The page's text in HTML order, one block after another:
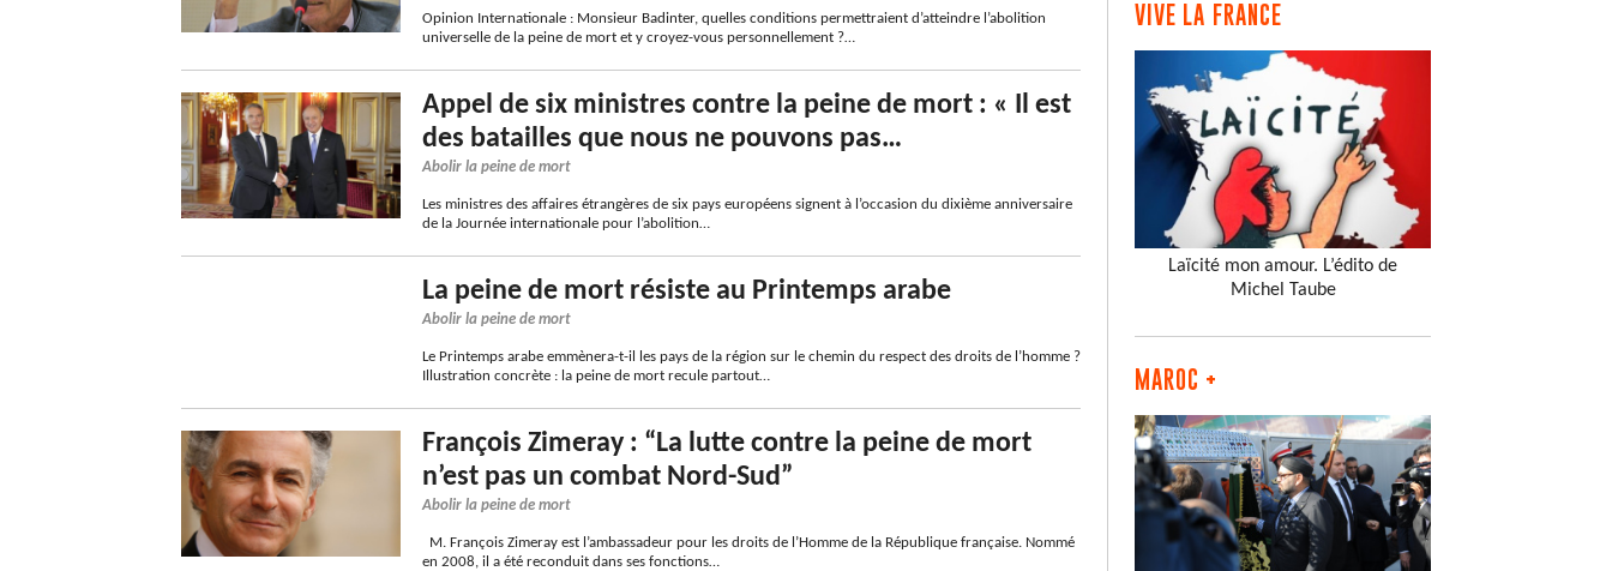
Opinion Internationale : Monsieur Badinter, quelles conditions permettraient d’atteindre l’abolition
universelle de la peine de mort et y croyez-vous personnellement ?…
Appel de six ministres contre la peine de mort : « Il est
des batailles que nous ne pouvons pas…
Abolir la peine de mort
Les ministres des affaires étrangères de six pays européens signent à l’occasion du dixième anniversaire
de la Journée internationale pour l’abolition…
La peine de mort résiste au Printemps arabe
Abolir la peine de mort
Le Printemps arabe emmènera-t-il les pays de la région sur le chemin du respect des droits de l’homme ?
Illustration concrète : la peine de mort recule partout…
François Zimeray : “La lutte contre la peine de mort
n’est pas un combat Nord-Sud”
Abolir la peine de mort
M. François Zimeray est l’ambassadeur pour les droits de l’Homme de la République française. Nommé
en 2008, il a été reconduit dans ses fonctions…
VIVE LA FRANCE
Laïcité mon amour. L’édito de
Michel Taube
MAROC +